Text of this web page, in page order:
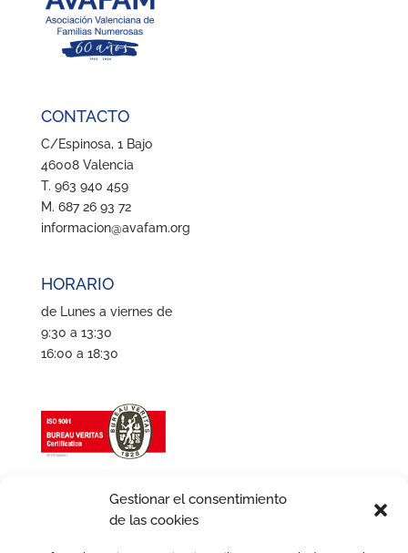
Gestionar el consentimiento
de las cookies
CONTACTO
C/Espinosa, 1 Bajo
46008 Valencia
T. 963 940 459
M. 687 26 93 72
informacion@avafam.org
HORARIO
de Lunes a viernes de
9:30 a 13:30
16:00 a 18:30